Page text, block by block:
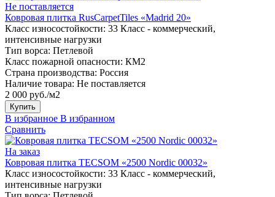
Не поставляется
Ковровая плитка RusCarpetTiles «Madrid 20»
Класс износостойкости: 33 Класс - коммерческий,
интенсивные нагрузки
Тип ворса: Петлевой
Класс пожарной опасности: КМ2
Страна производства: Россия
Наличие товара: Не поставляется
2 000 руб./м2
Купить
В избранное В избранном
Сравнить
На заказ
Ковровая плитка TECSOM «2500 Nordic 00032»
Класс износостойкости: 33 Класс - коммерческий,
интенсивные нагрузки